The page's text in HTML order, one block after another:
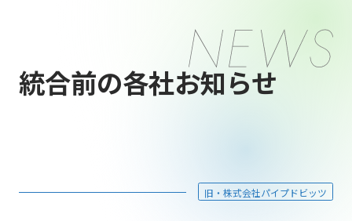
統合前の各社お知らせ
旧・株式会社パイプドビッツ